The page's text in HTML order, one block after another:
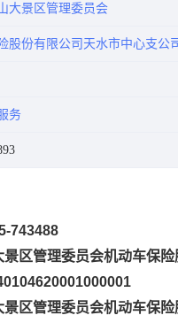
大景区管理委员会
股份有限公司天水市中心支公
务
743488
区管理委员会机动车保
区管理委员会机动车保